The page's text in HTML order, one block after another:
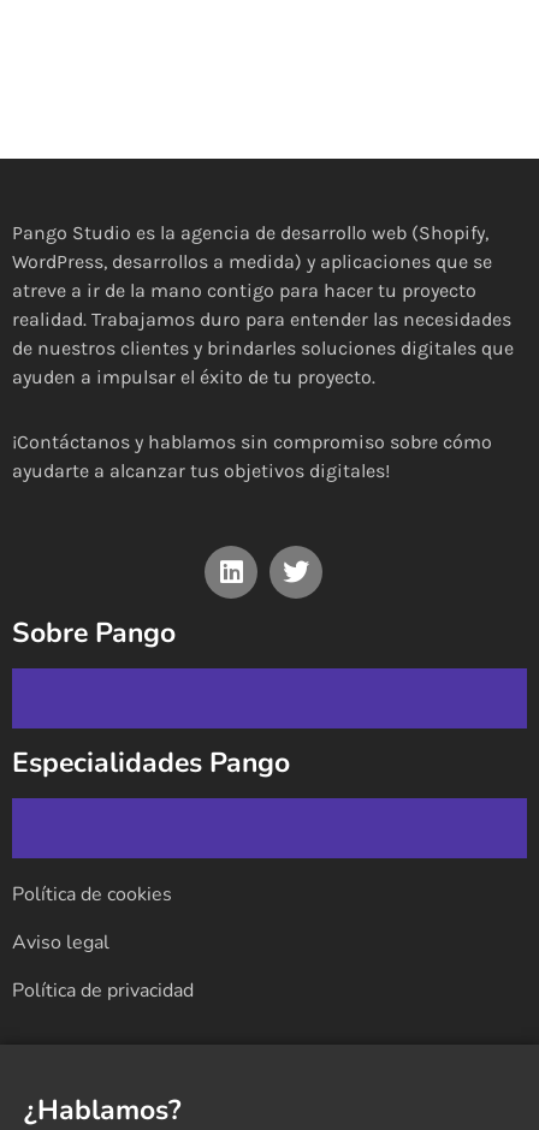
Pango Studio es la agencia de desarrollo web (Shopify,
WordPress, desarrollos a medida) y aplicaciones que se
atreve a ir de la mano contigo para hacer tu proyecto
realidad. Trabajamos duro para entender las necesidades
de nuestros clientes y brindarles soluciones digitales que
ayuden a impulsar el éxito de tu proyecto.
¡Contáctanos y hablamos sin compromiso sobre cómo
ayudarte a alcanzar tus objetivos digitales!
Sobre Pango
Especialidades Pango
Política de cookies
Aviso legal
Política de privacidad
¿Hablamos?